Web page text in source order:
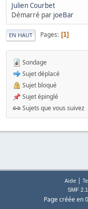
Julien Courbet
Démarré par joeBar
EN HAUT Pages 1
Sondage
Sujet déplacé
Sujet bloqué
Sujet épinglé
Sujets que vous suivez
Aide|
SMF
Page créée en